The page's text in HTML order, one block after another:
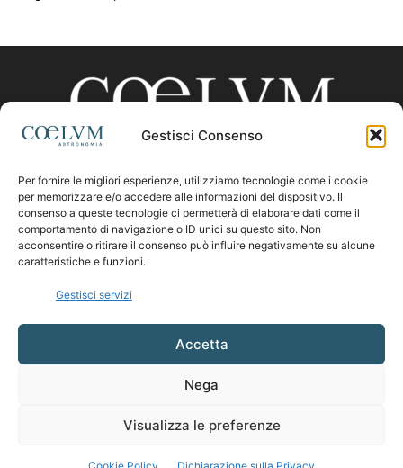
Gestisci Consenso
Per fornire le migliori esperienze, utilizziamo tecnologie come i cookie
per memorizzare e/o accedere alle informazioni del dispositivo. Il
consenso a queste tecnologie ci permetterà di elaborare dati come il
comportamento di navigazione o ID unici su questo sito. Non
acconsentire o ritirare il consenso può influire negativamente su alcune
caratteristiche e funzioni.
Gestisci servizi
Accetta
Nega
Visualizza le preferenze
CHI SIAMO
Contattaci:coelumastro@coelum.com